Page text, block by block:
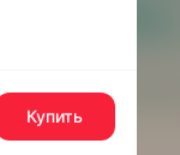
Купить